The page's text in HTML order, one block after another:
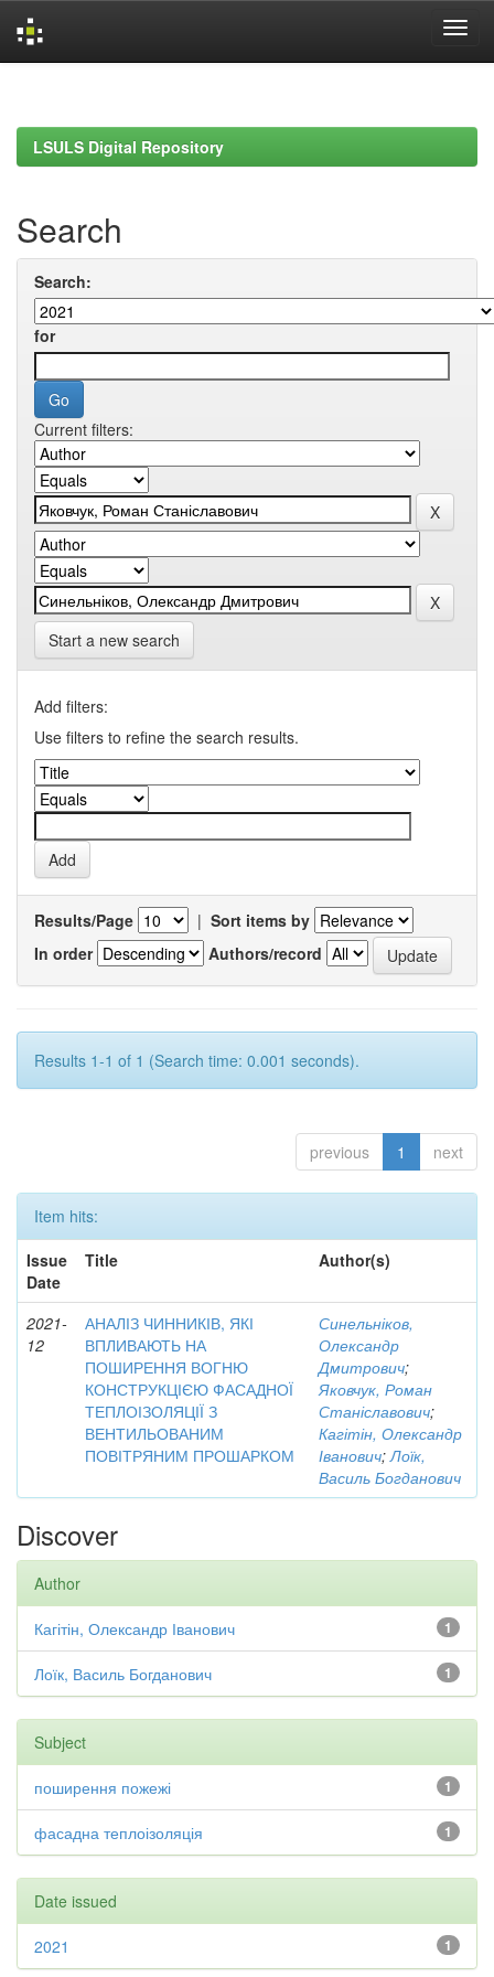
LSULS Digital Repository
Search
Search:
for
Current filters:
Start a new search
Add filters:
Use filters to refine the search results.
Results/Page | Sort items by
In order
Authors/record
Results 1-1 of 1 (Search time: 0.001 seconds).
previous 1 next
Item hits:
Issue
Date
Title Author(s)
2021-
12
АНАЛІЗ ЧИННИКІВ, ЯКІ
ВПЛИВАЮТЬ НА
ПОШИРЕННЯ ВОГНЮ
КОНСТРУКЦІЄЮ ФАСАДНОЇ
ТЕПЛОІЗОЛЯЦІЇ З
ВЕНТИЛЬОВАНИМ
ПОВІТРЯНИМ ПРОШАРКОМ
Синельніков,
Олександр
Дмитрович;
Яковчук, Роман
Станіславович;
Кагітін, Олександр
Іванович;Лоїк,
Василь Богданович
Discover
Author
1
Кагітін, Олександр Іванович
1
Лоїк, Василь Богданович
Subject
1
поширення пожежі
1
фасадна теплоізоляція
Date issued
1
2021